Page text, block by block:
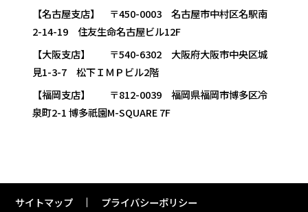
【名古屋支店】 〒450-0003 名古屋市中村区名駅南
2-14-19 住友生命名古屋ビル12F
【大阪支店】 〒540-6302 大阪府大阪市中央区城
見1-3-7 松下ＩＭＰビル2階
【福岡支店】 〒812-0039 福岡県福岡市博多区冷
泉町2-1 博多祇園M-SQUARE 7F
サイトマップ プライバシーポリシー